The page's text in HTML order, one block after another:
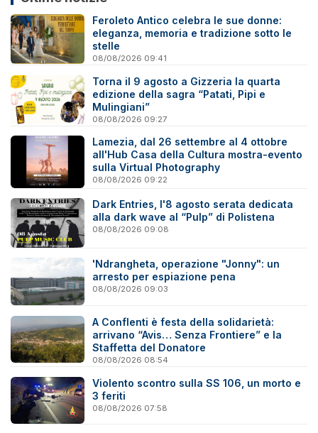
Feroleto Antico celebra le sue donne:
eleganza, memoria e tradizione sotto le
stelle
08/08/2026 09:41
Torna il 9 agosto a Gizzeria la quarta
edizione della sagra “Patati, Pipi e
Mulingiani”
08/08/2026 09:27
Lamezia, dal 26 settembre al 4 ottobre
all'Hub Casa della Cultura mostra-evento
sulla Virtual Photography
08/08/2026 09:22
Dark Entries, l'8 agosto serata dedicata
alla dark wave al “Pulp” di Polistena
08/08/2026 09:08
'Ndrangheta, operazione "Jonny": un
arresto per espiazione pena
08/08/2026 09:03
A Conflenti è festa della solidarietà:
arrivano “Avis… Senza Frontiere” e la
Staffetta del Donatore
08/08/2026 08:54
Violento scontro sulla SS 106, un morto e
3 feriti
08/08/2026 07:58